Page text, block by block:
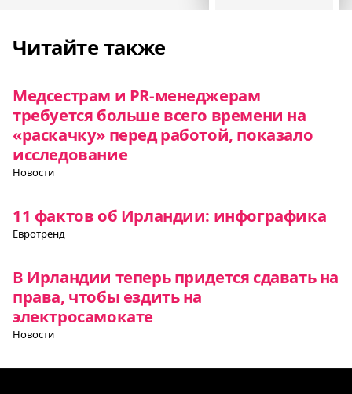
Читайте также
Медсестрам и PR-менеджерам
требуется больше всего времени на
«раскачку» перед работой, показало
исследование
Новости
11 фактов об Ирландии: инфографика
Евротренд
В Ирландии теперь придется сдавать на
права, чтобы ездить на
электросамокате
Новости